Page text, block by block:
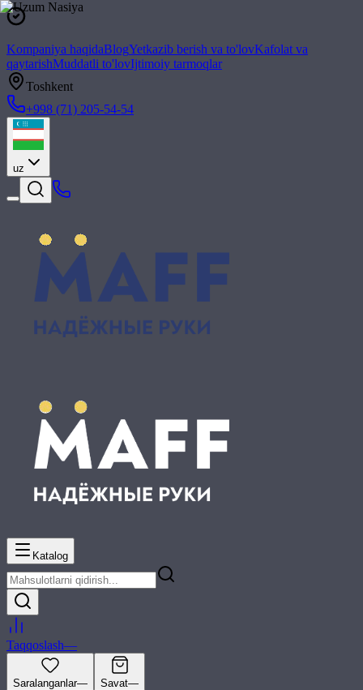
Kompaniya haqidaBlogYetkazib berish va to'lovKafolat va
qaytarishMuddatli to'lovIjtimoiy tarmoqlar
Toshkent
+998 (71) 205-54-54
uz
Katalog
Taqqoslash—
Saralanganlar— Savat—